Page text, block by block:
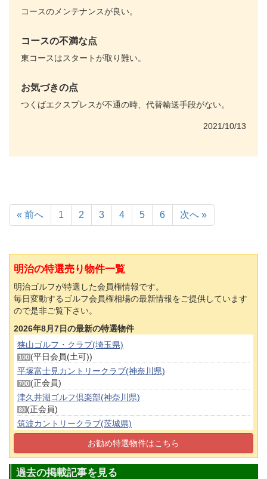
コースのメンテナンスが良い。
コースの不満な点
東コースはスタートが取り難い。
お気づきの点
つくばエクスプレスが不通の時、代替輸送手段がない。
2021/10/13
« 前へ 1 2 3 4 5 6 次へ »
明治の特選売り物件一覧
明治ゴルフが特選した会員権情報です。
毎日変動するゴルフ会員権相場の最新情報をご提供しています
ので是非ご覧下さい。
2026年8月7日の最新の特選物件
狭山ゴルフ・クラブ(埼玉県)
100 (平日会員(土可))
平塚富士見カントリークラブ(神奈川県)
700 (正会員)
津久井湖ゴルフ倶楽部(神奈川県)
80 (正会員)
筑波カントリークラブ(茨城県)
(平日会員(土可))
都留カントリー倶楽部(山梨県)
お勧め特選物件はこちら
過去の掲載記事を見る